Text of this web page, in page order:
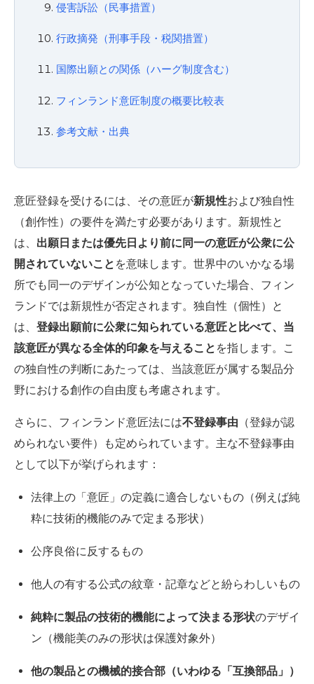
侵害訴訟（民事措置）
行政摘発（刑事手段・税関措置）
国際出願との関係（ハーグ制度含む）
フィンランド意匠制度の概要比較表
参考文献・出典
意匠登録を受けるには、その意匠が新規性および独自性
（創作性）の要件を満たす必要があります。新規性と
は、 出願日または優先日より前に同一の意匠が公衆に公
開されていないこと を意味します。世界中のいかなる場
所でも同一のデザインが公知となっていた場合、フィン
ランドでは新規性が否定されます。独自性（個性）と
は、 登録出願前に公衆に知られている意匠と比べて、当
該意匠が異なる全体的印象を与えること を指します。こ
の独自性の判断にあたっては、当該意匠が属する製品分
野における創作の自由度も考慮されます。
さらに、フィンランド意匠法には不登録事由 （登録が認
められない要件）も定められています。主な不登録事由
として以下が挙げられます：
法律上の「意匠」の定義に適合しないもの（例えば純
粋に技術的機能のみで定まる形状）
公序良俗に反するもの
他人の有する公式の紋章・記章などと紛らわしいもの
純粋に製品の技術的機能によって決まる形状のデザイ
ン（機能美のみの形状は保護対象外）
他の製品との機械的接合部（いわゆる「互換部品」）